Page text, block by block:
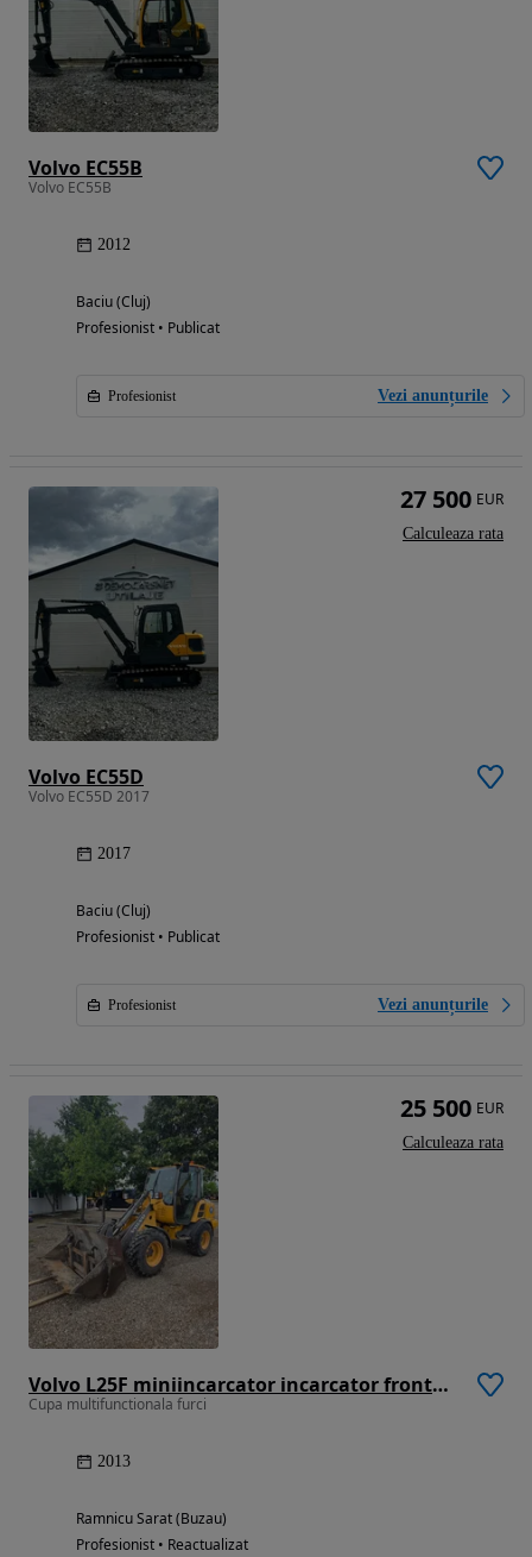
Volvo EC55B
Volvo EC55B
2012
Baciu (Cluj)
Profesionist • Publicat
Profesionist Vezi anunțurile
Volvo EC55D
Volvo EC55D 2017
2017
Baciu (Cluj)
Profesionist • Publicat
Profesionist Vezi anunțurile
27 500 EUR
Calculeaza rata
Volvo L25F miniincarcator incarcator frontal compact vola minivola
Cupa multifunctionala furci
2013
Ramnicu Sarat (Buzau)
Profesionist • Reactualizat
25 500 EUR
Calculeaza rata